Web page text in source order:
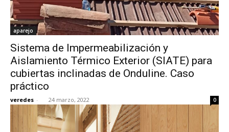
aparejo
Sistema de Impermeabilización y
Aislamiento Térmico Exterior (SIATE) para
cubiertas inclinadas de Onduline. Caso
práctico
veredes - 24 marzo, 2022 0